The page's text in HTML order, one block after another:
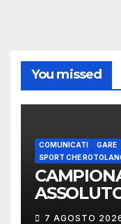
You missed
COMUNICATI GARE
SPORT CHE
LANCIO
7 AGOSTO